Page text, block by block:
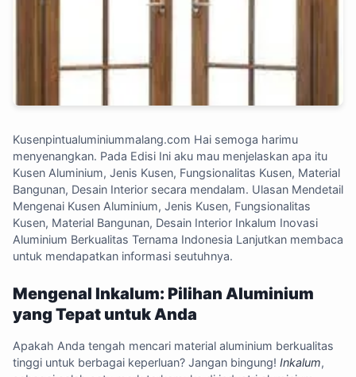
Kusenpintualuminiummalang.com Hai semoga harimu
menyenangkan. Pada Edisi Ini aku mau menjelaskan apa itu
Kusen Aluminium, Jenis Kusen, Fungsionalitas Kusen, Material
Bangunan, Desain Interior secara mendalam. Ulasan Mendetail
Mengenai Kusen Aluminium, Jenis Kusen, Fungsionalitas
Kusen, Material Bangunan, Desain Interior Inkalum Inovasi
Aluminium Berkualitas Ternama Indonesia Lanjutkan membaca
untuk mendapatkan informasi seutuhnya.
Mengenal Inkalum: Pilihan Aluminium
yang Tepat untuk Anda
Apakah Anda tengah mencari material aluminium berkualitas
tinggi untuk berbagai keperluan? Jangan bingung! Inkalum,